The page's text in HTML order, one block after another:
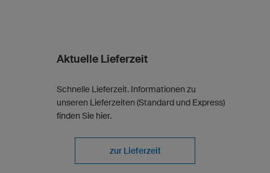
Aktuelle Lieferzeit
Schnelle Lieferzeit. Informationen zu
unseren Lieferzeiten (Standard und Express)
finden Sie hier.
zur Lieferzeit